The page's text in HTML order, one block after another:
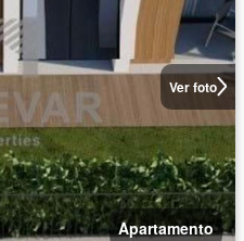
Ver foto
Apartamento